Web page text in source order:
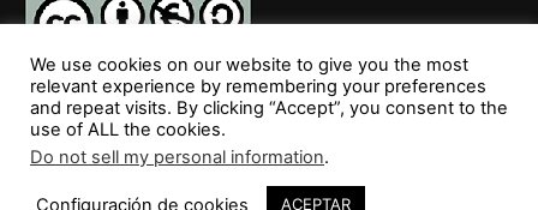
SÍGUENOS
We use cookies on our website to give you the most
relevant experience by remembering your preferences
and repeat visits. By clicking “Accept”, you consent to the
use of ALL the cookies.
Do not sell my personal information.
Configuración de cookies ACEPTAR